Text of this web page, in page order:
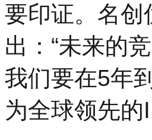
要印证。名创
出：“未来的
我们要在5年
为全球领先的